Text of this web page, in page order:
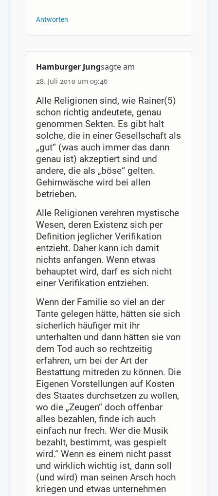
Antworten
Hamburger Jungsagte am
28. Juli 2010 um 09:46
Alle Religionen sind, wie Rainer(5)
schon richtig andeutete, genau
genommen Sekten. Es gibt halt
solche, die in einer Gesellschaft als
„gut“ (was auch immer das dann
genau ist) akzeptiert sind und
andere, die als „böse“ gelten.
Gehirnwäsche wird bei allen
betrieben.
Alle Religionen verehren mystische
Wesen, deren Existenz sich per
Definition jeglicher Verifikation
entzieht. Daher kann ich damit
nichts anfangen. Wenn etwas
behauptet wird, darf es sich nicht
einer Verifikation entziehen.
Wenn der Familie so viel an der
Tante gelegen hätte, hätten sie sich
sicherlich häufiger mit ihr
unterhalten und dann hätten sie von
dem Tod auch so rechtzeitig
erfahren, um bei der Art der
Bestattung mitreden zu können. Die
Eigenen Vorstellungen auf Kosten
des Staates durchsetzen zu wollen,
wo die „Zeugen“ doch offenbar
alles bezahlen, finde ich auch
einfach nur frech. Wer die Musik
bezahlt, bestimmt, was gespielt
wird.“ Wenn es einem nicht passt
und wirklich wichtig ist, dann soll
(und wird) man seinen Arsch hoch
kriegen und etwas unternehmen